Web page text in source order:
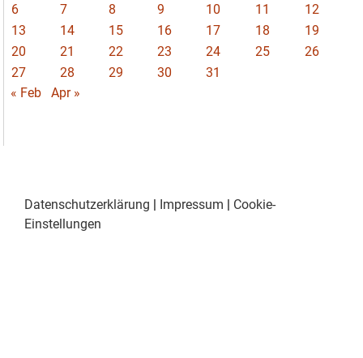
6
7 8 9 10 11
12
13
14 15 16 17 18
19
20
21 22 23 24 25
26
27
28 29 30
31
« Feb
Apr »
Datenschutzerklärung | Impressum | Cookie-
Einstellungen